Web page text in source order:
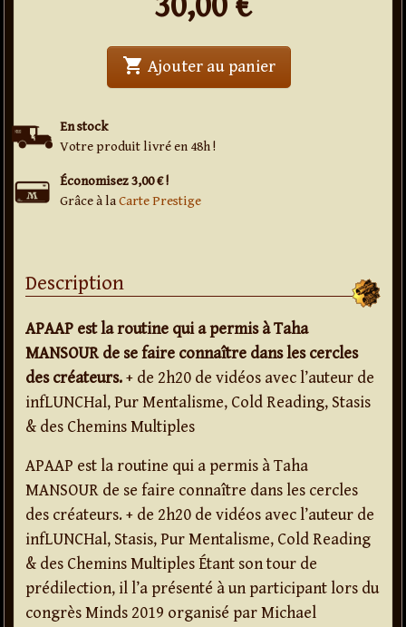
En stock
Votre produit livré en 48h !
Économisez 3,00 € !
Grâce à laCarte Prestige
shopping_cart Ajouter au panier' . APAAP . '
Description
APAAP est la routine qui a permis à Taha
MANSOUR de se faire connaître dans les cercles
des créateurs.+ de 2h20 de vidéos avec l’auteur de
infLUNCHal, Pur Mentalisme, Cold Reading, Stasis
& des Chemins Multiples
APAAP est la routine qui a permis à Taha
MANSOUR de se faire connaître dans les cercles
des créateurs. + de 2h20 de vidéos avec l’auteur de
infLUNCHal, Stasis, Pur Mentalisme, Cold Reading
& des Chemins Multiples Étant son tour de
prédilection, il l’a présenté à un participant lors du
congrès Minds 2019 organisé par Michael